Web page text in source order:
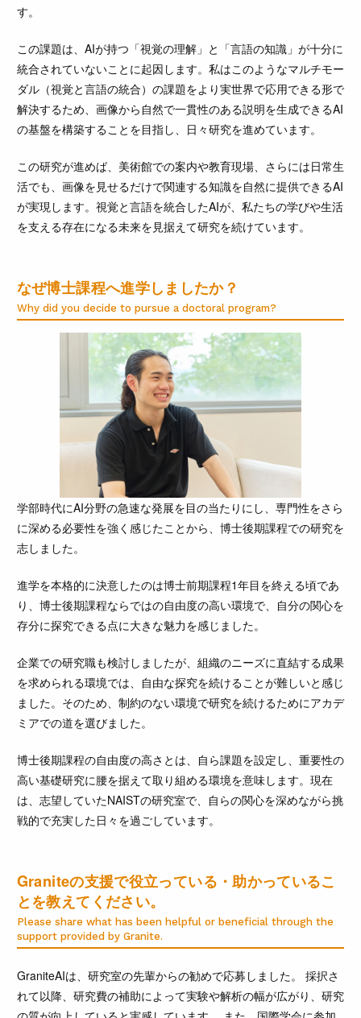
す。
この課題は、AIが持つ「視覚の理解」と「言語の知識」が十分に
統合されていないことに起因します。私はこのようなマルチモー
ダル（視覚と言語の統合）の課題をより実世界で応用できる形で
解決するため、画像から自然で一貫性のある説明を生成できるAI
の基盤を構築することを目指し、日々研究を進めています。
この研究が進めば、美術館での案内や教育現場、さらには日常生
活でも、画像を見せるだけで関連する知識を自然に提供できるAI
が実現します。視覚と言語を統合したAIが、私たちの学びや生活
を支える存在になる未来を見据えて研究を続けています。
なぜ博士課程へ進学しましたか？
Why did you decide to pursue a doctoral program?
学部時代にAI分野の急速な発展を目の当たりにし、専門性をさら
に深める必要性を強く感じたことから、博士後期課程での研究を
志しました。
進学を本格的に決意したのは博士前期課程1年目を終える頃であ
り、博士後期課程ならではの自由度の高い環境で、自分の関心を
存分に探究できる点に大きな魅力を感じました。
企業での研究職も検討しましたが、組織のニーズに直結する成果
を求められる環境では、自由な探究を続けることが難しいと感じ
ました。そのため、制約のない環境で研究を続けるためにアカデ
ミアでの道を選びました。
博士後期課程の自由度の高さとは、自ら課題を設定し、重要性の
高い基礎研究に腰を据えて取り組める環境を意味します。現在
は、志望していたNAISTの研究室で、自らの関心を深めながら挑
戦的で充実した日々を過ごしています。
Graniteの支援で役立っている・助かっているこ
とを教えてください。
Please share what has been helpful or beneficial through the
support provided by Granite.
GraniteAIは、研究室の先輩からの勧めで応募しました。 採択さ
れて以降、研究費の補助によって実験や解析の幅が広がり、研究